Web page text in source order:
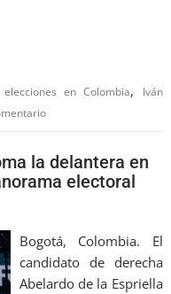
elecciones en Colombia,
Iván
la delantera en
electoral
Bogotá, Colombia. El
candidato de derecha
Abelardo de la Espriella